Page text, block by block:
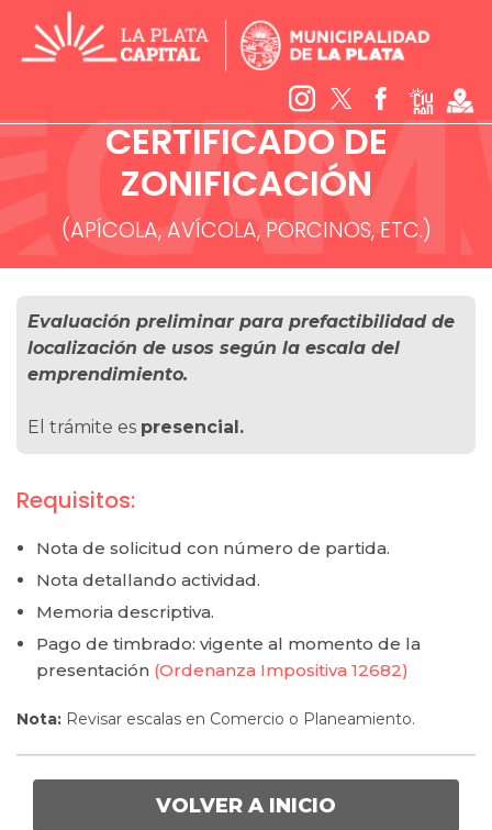
CERTIFICADO DE
ZONIFICACIÓN
(APÍCOLA, AVÍCOLA, PORCINOS, ETC.)
Evaluación preliminar para prefactibilidad de
localización de usos según la escala del
emprendimiento.
El trámite es presencial.
Requisitos:
Nota de solicitud con número de partida.
Nota detallando actividad.
Memoria descriptiva.
Pago de timbrado: vigente al momento de la
presentación (Ordenanza Impositiva 12682)
Nota: Revisar escalas en Comercio o Planeamiento.
VOLVER A INICIO